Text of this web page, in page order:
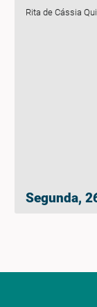
Rita de Cássia
Segunda,